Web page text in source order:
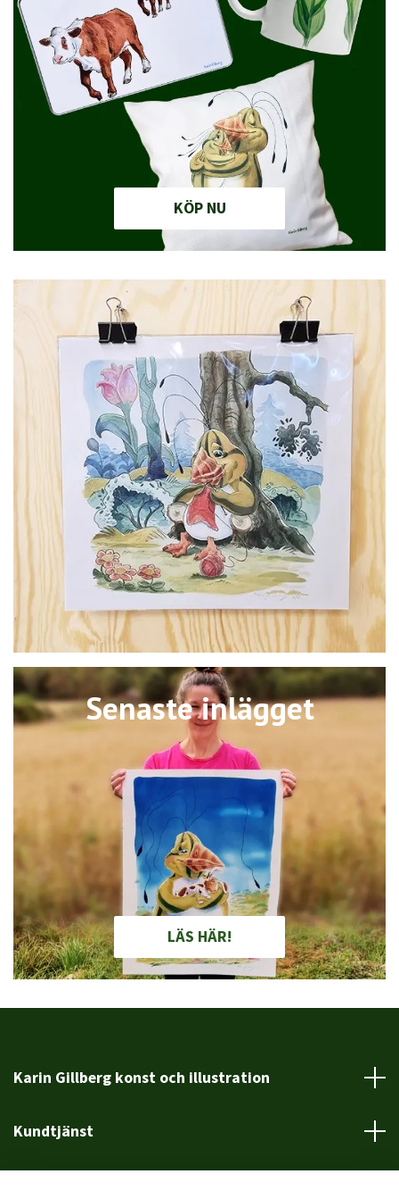
KÖP NU
Senaste inlägget
LÄS HÄR!
Karin Gillberg konst och illustration
Kundtjänst